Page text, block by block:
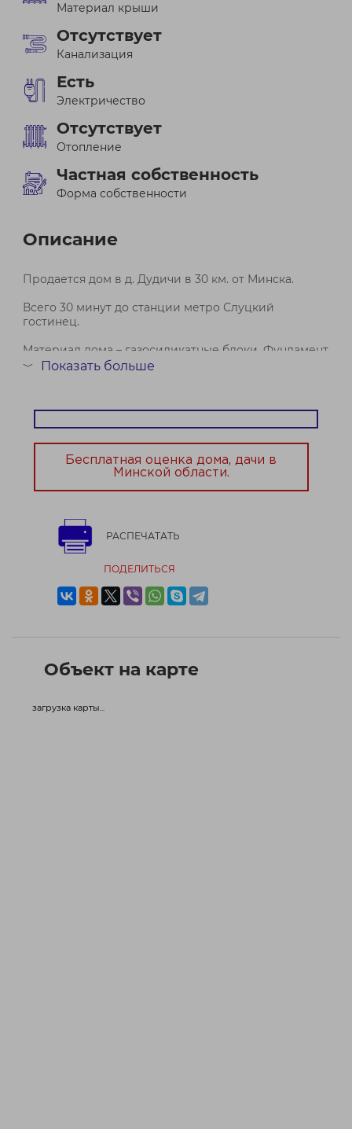
Материал крыши
Отсутствует
Канализация
Есть
Электричество
Отсутствует
Отопление
Частная собственность
Форма собственности
Описание
Продается дом в д. Дудичи в 30 км. от Минска.
Всего 30 минут до станции метро Слуцкий
гостинец.
Материал дома – газосиликатные блоки. Фундамент
ленточный. Крыша шифер. Окна стеклопакеты
&#40;2200 В., 380 ...
﹀ Показать больше
Бесплатная оценка дома, дачи в
Минской области.
РАСПЕЧАТАТЬ
ПОДЕЛИТЬСЯ
Объект на карте
загрузка карты...